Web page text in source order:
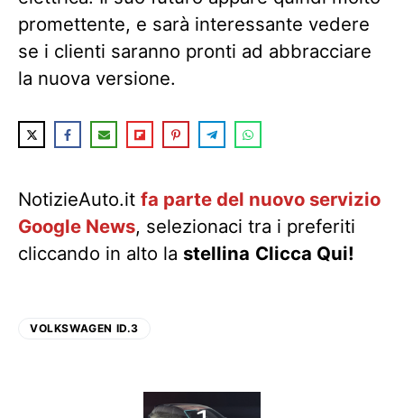
promettente, e sarà interessante vedere
se i clienti saranno pronti ad abbracciare
la nuova versione.
NotizieAuto.it fa parte del nuovo servizio
Google News, selezionaci tra i preferiti
cliccando in alto la stellina Clicca Qui!
VOLKSWAGEN ID.3